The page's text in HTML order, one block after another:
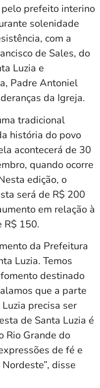
prefeito interino
solenidade
com a
de Sales, do
Luzia e
Padre Antoniel
da Igreja.
tradicional
história do povo
acontecerá de 30
quando ocorre
edição, o
será de R$ 200
em relação à
R$ 150.
da Prefeitura
Luzia. Temos
destinado
que a parte
precisa ser
de Santa Luzia é
Rio Grande do
de fé e
disse